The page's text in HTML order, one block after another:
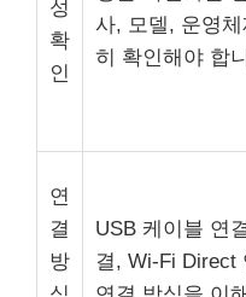
성
확
인
사, 모델, 운영
히 확인해야 합
연
결
방
USB 케이블 연
결, Wi-Fi Direct